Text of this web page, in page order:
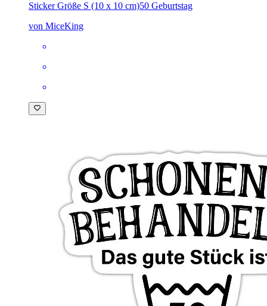
Sticker Größe S (10 x 10 cm)50 Geburtstag
von MiceKing